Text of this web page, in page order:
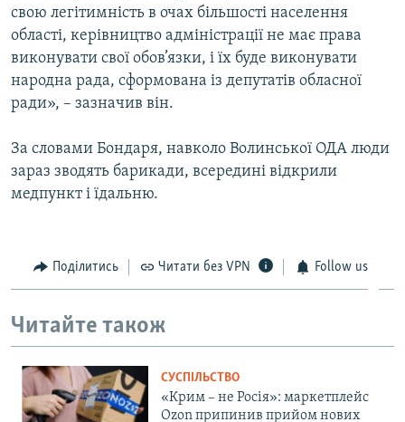
свою легітимність в очах більшості населення
області, керівництво адміністрації не має права
виконувати свої обов’язки, і їх буде виконувати
народна рада, сформована із депутатів обласної
ради», – зазначив він.
За словами Бондаря, навколо Волинської ОДА люди
зараз зводять барикади, всередині відкрили
медпункт і їдальню.
Поділитись Читати без VPN Follow us
Читайте також
СУСПІЛЬСТВО
«Крим – не Росія»: маркетплейс
Ozon припинив прийом нових